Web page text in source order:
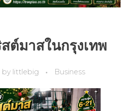
ต์มาสในกรุงเทพ
by littlebig Business